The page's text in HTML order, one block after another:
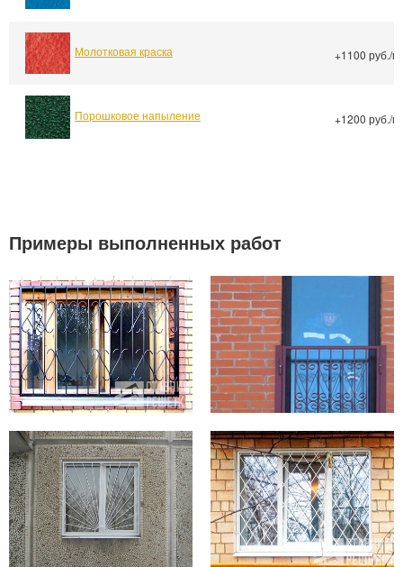
Молотковая краска +1100 руб./м
Порошковое напыление +1200 руб./м
Примеры выполненных работ